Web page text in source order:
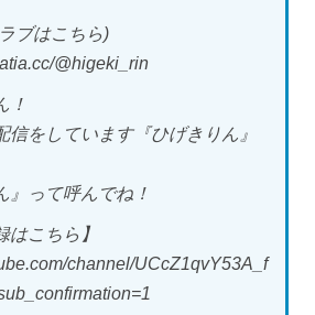
ブはこちら)
@higeki_rin
！
信をしています『ひげきりん』
』って呼んでね！
はこちら】
channel/UCcZ1qvY53A_f